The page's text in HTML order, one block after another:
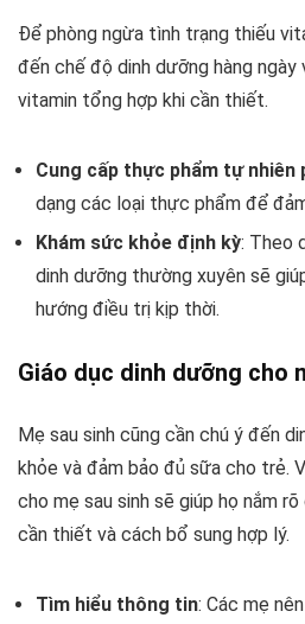
Để phòng ngừa tình trạng thiếu
đến chế độ dinh dưỡng hàng
vitamin tổng hợp khi cần thiết.
Cung cấp thực phẩm tự nhiên
dạng các loại thực phẩm để
Khám sức khỏe định kỳ: Theo
dinh dưỡng thường xuyên sẽ
hướng điều trị kịp thời.
Giáo dục dinh dưỡng cho
Mẹ sau sinh cũng cần chú ý đến
khỏe và đảm bảo đủ sữa cho trẻ.
cho mẹ sau sinh sẽ giúp họ nắm
cần thiết và cách bổ sung hợp lý.
Tìm hiểu thông tin: Các mẹ